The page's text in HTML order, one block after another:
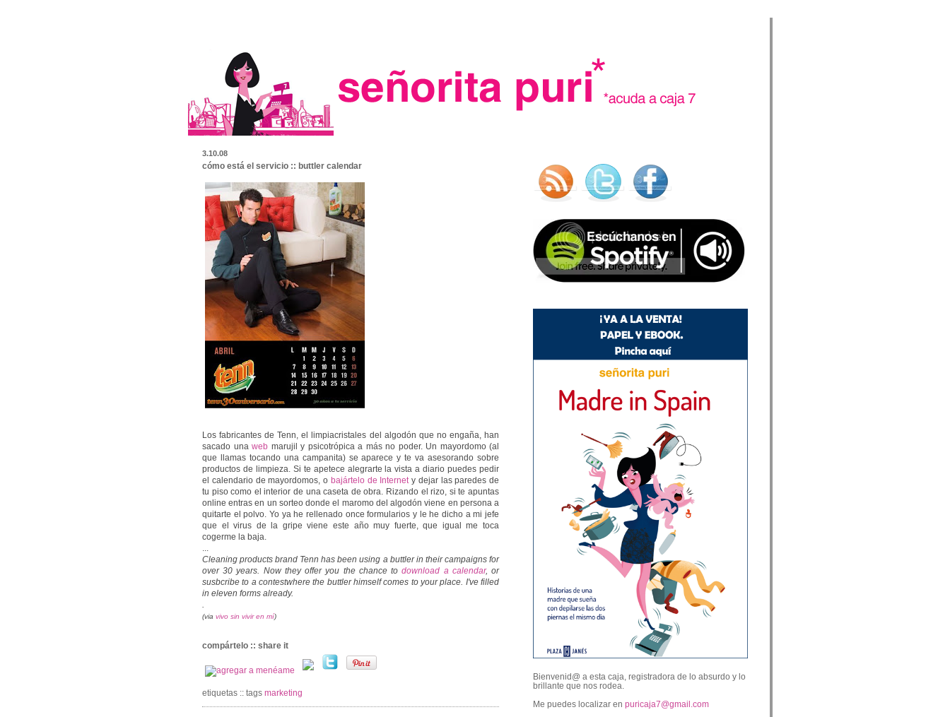
3.10.08
cómo está el servicio :: buttler calendar
Los fabricantes de Tenn, el limpiacristales del algodón que no engaña, han
sacado una web marujil y psicotrópica a más no poder. Un mayordomo (al
que llamas tocando una campanita) se aparece y te va asesorando sobre
productos de limpieza. Si te apetece alegrarte la vista a diario puedes pedir
el calendario de mayordomos, o bajártelo de Internet y dejar las paredes de
tu piso como el interior de una caseta de obra. Rizando el rizo, si te apuntas
online entras en un sorteo donde el maromo del algodón viene en persona a
quitarte el polvo. Yo ya he rellenado once formularios y le he dicho a mi jefe
que el virus de la gripe viene este año muy fuerte, que igual me toca
cogerme la baja.
...
Cleaning products brand Tenn has been using a buttler in their campaigns for
over 30 years. Now they offer you the chance todownload a calendar, or
susbcribe to a contestwhere the buttler himself comes to your place. I've filled
in eleven forms already.
.
(via vivo sin vivir en mí)
compártelo :: share it
etiquetas :: tags marketing
Bienvenid@ a esta caja, registradora de lo absurdo y lo
brillante que nos rodea.
Me puedes localizar en puricaja7@gmail.com